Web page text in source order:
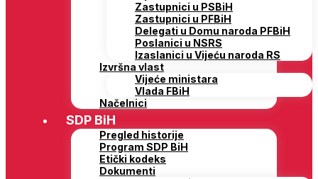
Zastupnici u PSBiH
Zastupnici u PFBiH
Delegati u Domu naroda PFBiH
Poslanici u NSRS
Izaslanici u Vijeću naroda RS
Izvršna vlast
Vijeće ministara
Vlada FBiH
Načelnici
SDP BiH
Pregled historije
Program SDP BiH
Etički kodeks
Dokumenti